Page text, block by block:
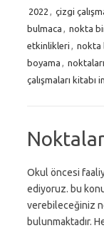
2022
çizgi
bulmaca
nokta
etkinlikleri
nokta
boyama
çalışmaları kitabı
Okul öncesi
ediyoruz. bu
verebileceğiniz
bulunmaktadır.